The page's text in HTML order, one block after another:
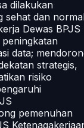
dilakukan
sehat dan
Dewas BPJS
data;
strategis,
risiko
pemenuhan